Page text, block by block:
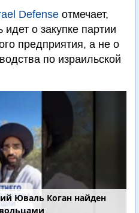
Defense отмечает,
идет о закупке партии
предприятия, а не о
по израильской
Юваль Коган найден